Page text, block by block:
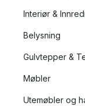
Interiør &
Belysning
Gulvtepper &
Møbler
Utemøbler og